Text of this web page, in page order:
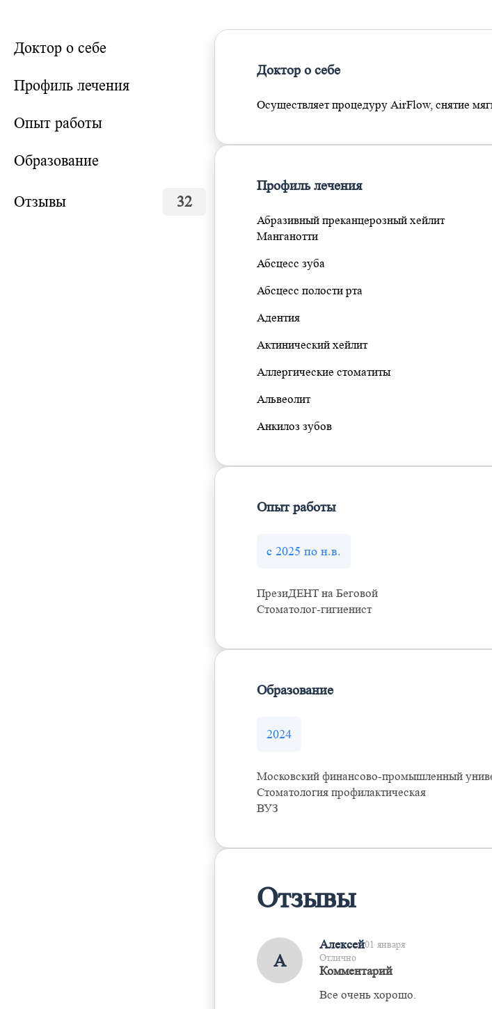
Доктор о себе
Профиль лечения
Опыт работы
Образование
Отзывы 32
Доктор о себе
Осуществляет процедуру AirFlow, снятие
Профиль лечения
Абразивный преканцерозный хейлит
Манганотти
Абсцесс зуба
Абсцесс полости рта
Адентия
Актинический хейлит
Аллергические стоматиты
Альвеолит
Анкилоз зубов
Опыт работы
с 2025 по н.в.
ПрезиДЕНТ на Беговой
Стоматолог-гигиенист
Образование
2024
Московский финансово-промышленный
Стоматология профилактическая
ВУЗ
Отзывы
А
Алексей01 января
Отлично
Комментарий
Все очень хорошо.